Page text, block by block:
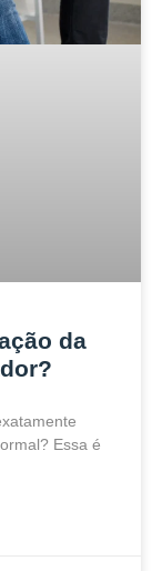
da
Essa é